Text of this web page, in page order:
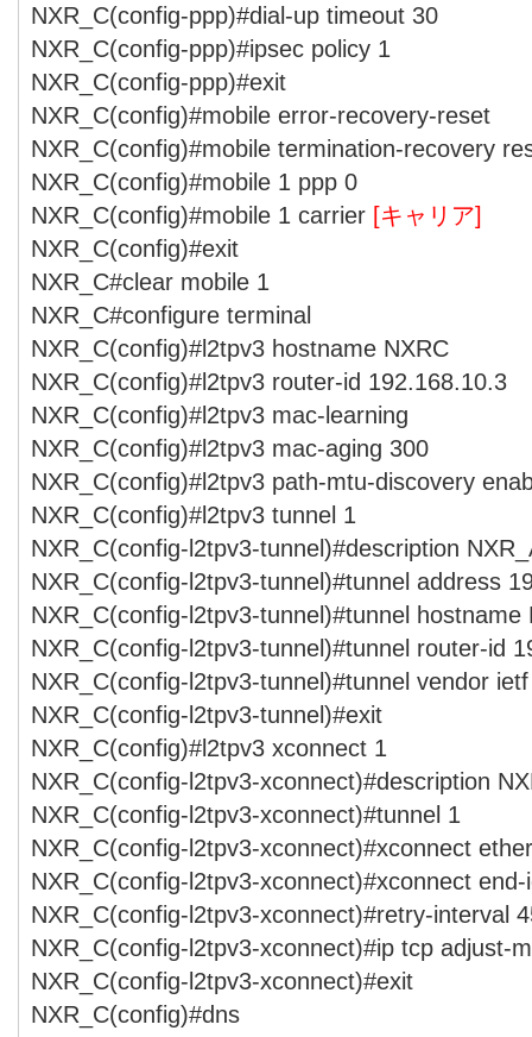
NXR_C(config-ppp)#dial-up timeout 30
NXR_C(config-ppp)#ipsec policy 1
NXR_C(config-ppp)#exit
NXR_C(config)#mobile error-recovery-reset
NXR_C(config)#mobile termination-recovery
NXR_C(config)#mobile 1 ppp 0
NXR_C(config)#mobile 1 carrier [キャリア]
NXR_C(config)#exit
NXR_C#clear mobile 1
NXR_C#configure terminal
NXR_C(config)#l2tpv3 hostname NXRC
NXR_C(config)#l2tpv3 router-id 192.168.10.3
NXR_C(config)#l2tpv3 mac-learning
NXR_C(config)#l2tpv3 mac-aging 300
NXR_C(config)#l2tpv3 path-mtu-discovery
NXR_C(config)#l2tpv3 tunnel 1
NXR_C(config-l2tpv3-tunnel)#description
NXR_C(config-l2tpv3-tunnel)#tunnel address
NXR_C(config-l2tpv3-tunnel)#tunnel hostname
NXR_C(config-l2tpv3-tunnel)#tunnel router-id
NXR_C(config-l2tpv3-tunnel)#tunnel vendor ietf
NXR_C(config-l2tpv3-tunnel)#exit
NXR_C(config)#l2tpv3 xconnect 1
NXR_C(config-l2tpv3-xconnect)#description
NXR_C(config-l2tpv3-xconnect)#tunnel 1
NXR_C(config-l2tpv3-xconnect)#xconnect
NXR_C(config-l2tpv3-xconnect)#xconnect end-
NXR_C(config-l2tpv3-xconnect)#retry-interval
NXR_C(config-l2tpv3-xconnect)#ip tcp adjust-
NXR_C(config-l2tpv3-xconnect)#exit
NXR_C(config)#dns